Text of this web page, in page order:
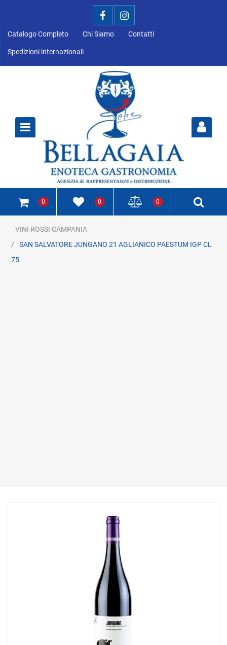
Catalogo Completo Chi Siamo Contatti
Spedizioni internazionali
0 0 0
VINI ROSSI CAMPANIA
SAN SALVATORE JUNGANO 21 AGLIANICO PAESTUM IGP CL
75